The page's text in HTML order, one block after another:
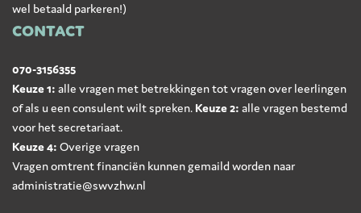
wel betaald parkeren!)
CONTACT
070-3156355
Keuze 1: alle vragen met betrekkingen tot vragen over leerlingen
of als u een consulent wilt spreken. Keuze 2: alle vragen bestemd
voor het secretariaat.
Keuze 4: Overige vragen
Vragen omtrent financiën kunnen gemaild worden naar
administratie@swvzhw.nl